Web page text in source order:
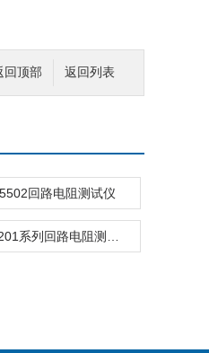
返回列表
回顶部
回路电阻测试仪